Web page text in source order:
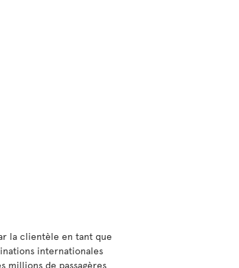
la clientèle en tant que
internationales
millions de passagères